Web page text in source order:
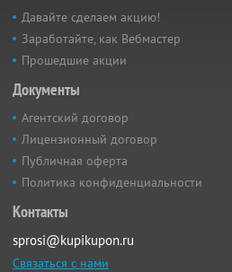
Давайте сделаем акцию!
Заработайте, как Вебмастер
Прошедшие акции
Документы
Агентский договор
Лицензионный договор
Публичная оферта
Политика конфиденциальности
Контакты
sprosi@kupikupon.ru
Связаться с нами